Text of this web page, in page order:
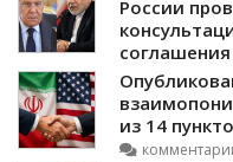
России
соглашения
из 14